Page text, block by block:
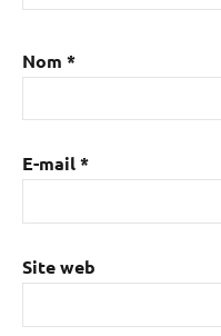
Nom *
E-mail*
Site web